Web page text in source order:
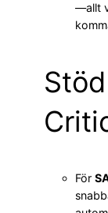
—allt
För